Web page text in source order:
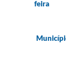
feira